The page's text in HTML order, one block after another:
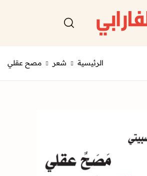
الرئيسية شعر مصح عقلي